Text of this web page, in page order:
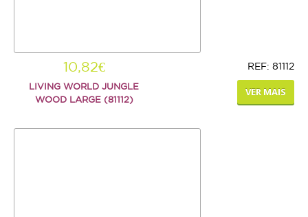
10,82€ REF: 81112
LIVING WORLD JUNGLE
WOOD LARGE (81112)
VER MAIS